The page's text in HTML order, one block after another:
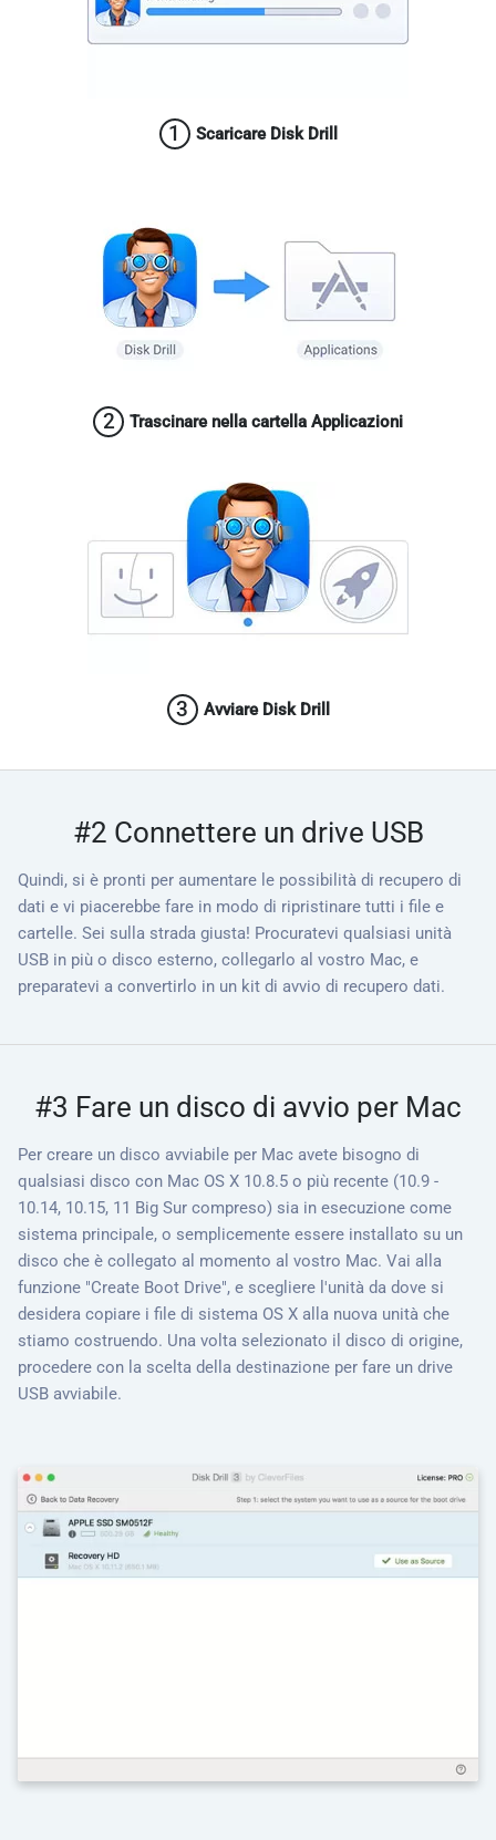
1 Scaricare Disk Drill
2 Trascinare nella cartella Applicazioni
3 Avviare Disk Drill
#2 Connettere un drive USB
Quindi, si è pronti per aumentare le possibilità di recupero di
dati e vi piacerebbe fare in modo di ripristinare tutti i file e
cartelle. Sei sulla strada giusta! Procuratevi qualsiasi unità
USB in più o disco esterno, collegarlo al vostro Mac, e
preparatevi a convertirlo in un kit di avvio di recupero dati.
#3 Fare un disco di avvio per Mac
Per creare un disco avviabile per Mac avete bisogno di
qualsiasi disco con Mac OS X 10.8.5 o più recente (10.9 -
10.14, 10.15, 11 Big Sur compreso) sia in esecuzione come
sistema principale, o semplicemente essere installato su un
disco che è collegato al momento al vostro Mac. Vai alla
funzione "Create Boot Drive", e scegliere l'unità da dove si
desidera copiare i file di sistema OS X alla nuova unità che
stiamo costruendo. Una volta selezionato il disco di origine,
procedere con la scelta della destinazione per fare un drive
USB avviabile.